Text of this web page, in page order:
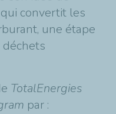
convertit les
une étape
TotalEnergies
par :